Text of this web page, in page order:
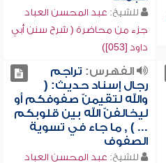
للشيخ: عبد المحسن العباد
جزء من محاضرة ( شرح سنن أبي
داود [053])
الفهرس: تراجم
رجال إسناد حديث: (
والله لتقيمنّ صفوفكم أو
ليخالفنّ الله بين قلوبكم
... ) , ما جاء في تسوية
الصفوف
للشيخ: عبد المحسن العباد